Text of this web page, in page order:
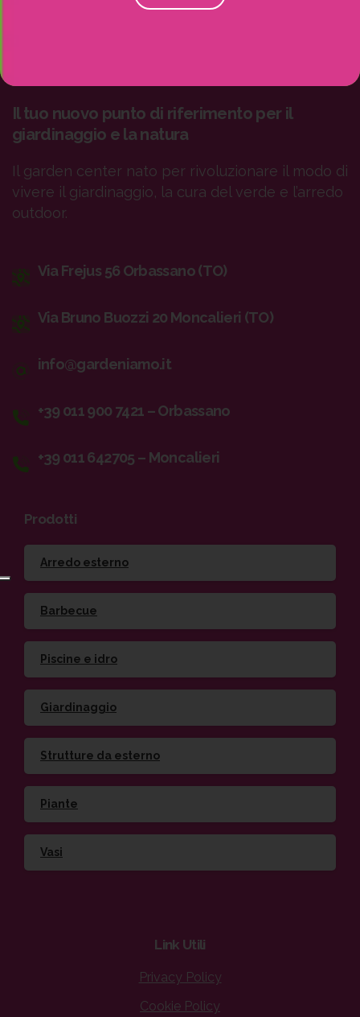
Il tuo nuovo punto di riferimento per il
giardinaggio e la natura
Il garden center nato per rivoluzionare il modo di
vivere il giardinaggio, la cura del verde e l’arredo
outdoor.
Via Frejus 56 Orbassano (TO)
Via Bruno Buozzi 20 Moncalieri (TO)
info@gardeniamo.it
+39 011 900 7421 – Orbassano
+39 011 642705 – Moncalieri
Prodotti
Arredo esterno
Barbecue
Piscine e idro
Giardinaggio
Strutture da esterno
Piante
Vasi
Link Utili
Privacy Policy
Cookie Policy